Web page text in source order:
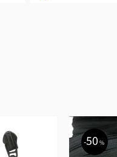
50 %